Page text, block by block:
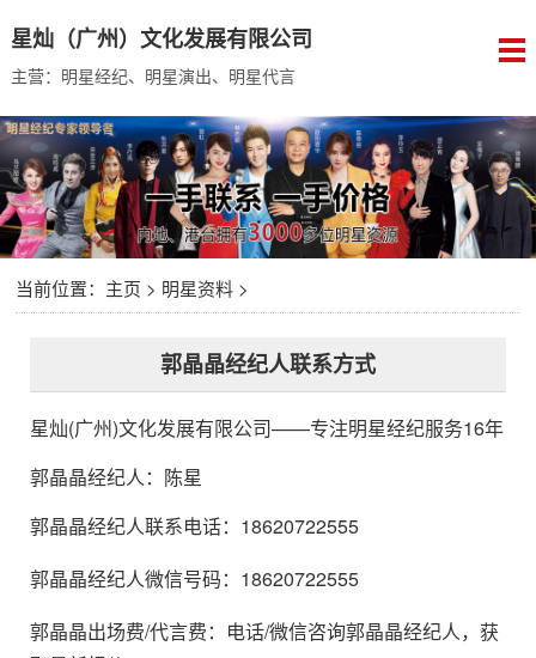
星灿（广州）文化发展有限公司
主营：明星经纪、明星演出、明星代言
当前位置： 主页 > 明星资料>
郭晶晶经纪人联系方式
星灿(广州)文化发展有限公司——专注明星经纪服务16年
郭晶晶经纪人： 陈星
郭晶晶经纪人联系电话：18620722555
郭晶晶经纪人微信号码：18620722555
郭晶晶出场费/代言费：电话/微信咨询郭晶晶经纪人，获